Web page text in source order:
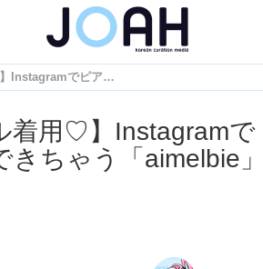
【韓国アイドル着用♡】Instagramでピアスが購入できちゃう「aimelbie」って？
着用♡】Instagramで
きちゃう「aimelbie」